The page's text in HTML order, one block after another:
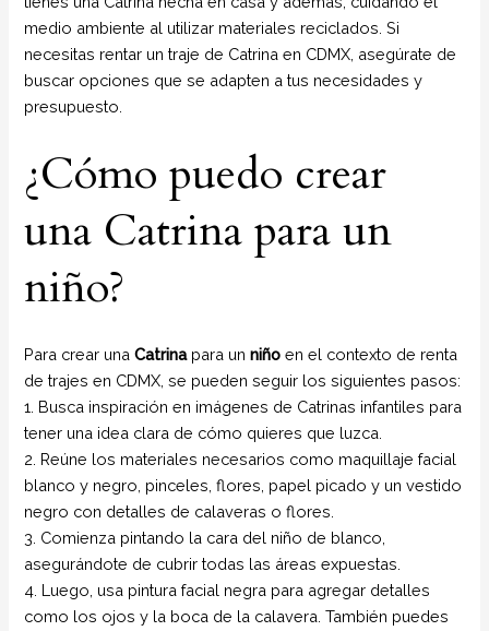
medio ambiente al utilizar materiales reciclados. Si
necesitas rentar un traje de Catrina en CDMX, asegúrate de
buscar opciones que se adapten a tus necesidades y
presupuesto.
¿Cómo puedo crear
una Catrina para un
niño?
Para crear unaCatrinapara unniño en el contexto de renta
de trajes en CDMX, se pueden seguir los siguientes pasos:
1. Busca inspiración en imágenes de Catrinas infantiles para
tener una idea clara de cómo quieres que luzca.
2. Reúne los materiales necesarios como maquillaje facial
blanco y negro, pinceles, flores, papel picado y un vestido
negro con detalles de calaveras o flores.
3. Comienza pintando la cara del niño de blanco,
asegurándote de cubrir todas las áreas expuestas.
4. Luego, usa pintura facial negra para agregar detalles
como los ojos y la boca de la calavera. También puedes